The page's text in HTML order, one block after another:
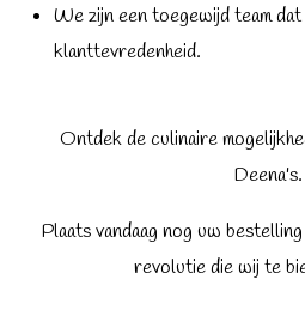
We zijn een toegewijd team
klanttevredenheid.
Ontdek de culinaire
Deena's.
Plaats vandaag nog uw
revolutie die wij te